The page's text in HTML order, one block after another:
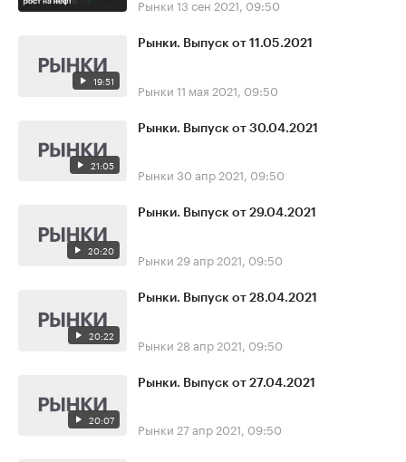
Рынки 13 сен 2021, 09:50
19:51
Рынки. Выпуск от 11.05.2021
Рынки 11 мая 2021, 09:50
21:05
Рынки. Выпуск от 30.04.2021
Рынки 30 апр 2021, 09:50
20:20
Рынки. Выпуск от 29.04.2021
Рынки 29 апр 2021, 09:50
20:22
Рынки. Выпуск от 28.04.2021
Рынки 28 апр 2021, 09:50
20:07
Рынки. Выпуск от 27.04.2021
Рынки 27 апр 2021, 09:50